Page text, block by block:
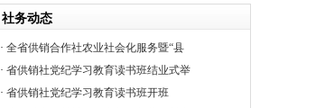
社务动态
· 全省供销合作社农业社会化服务暨“县
· 省供销社党纪学习教育读书班结业式举
· 省供销社党纪学习教育读书班开班